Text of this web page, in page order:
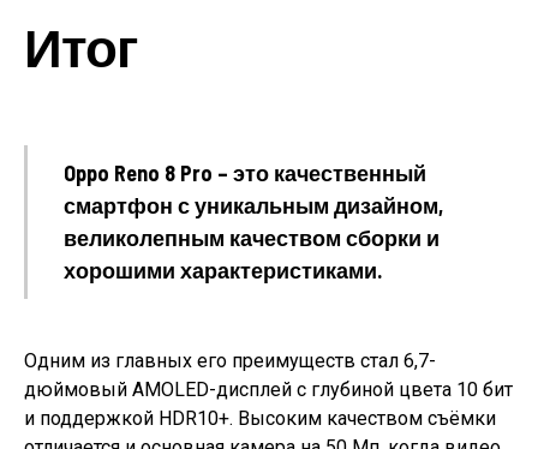
Итог
Oppo Reno 8 Pro – это качественный
смартфон с уникальным дизайном,
великолепным качеством сборки и
хорошими характеристиками.
Одним из главных его преимуществ стал 6,7-
дюймовый AMOLED-дисплей с глубиной цвета 10 бит
и поддержкой HDR10+. Высоким качеством съёмки